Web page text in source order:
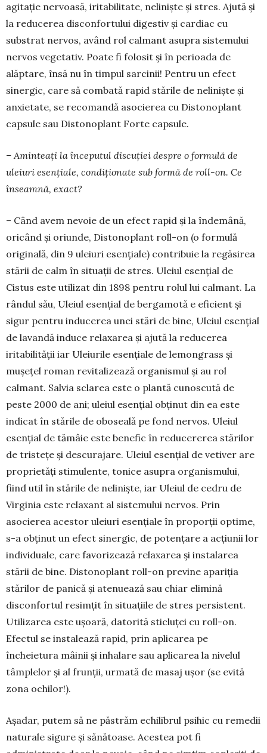
agitație nervoasă, iritabilitate, neliniște și stres. Ajută și
la reducerea discon­for­tului digestiv și cardiac cu
substrat ner­vos, având rol calmant asupra sistemului
nervos vegetativ. Poate fi folosit și în perioada de
alăptare, însă nu în timpul sarcinii! Pentru un efect
sinergic, care să combată rapid stările de neliniște și
anxietate, se recomandă asocierea cu Distonoplant
capsule sau Distonoplant Forte capsule.
– Aminteați la începutul discuției despre o formulă de
uleiuri esențiale, condiționate sub formă de roll-on. Ce
înseamnă, exact?
– Când avem nevoie de un efect rapid și la îndemână,
oricând și oriunde, Distonoplant roll-on (o formulă
originală, din 9 uleiuri esențiale) contri­buie la regăsirea
stării de calm în situații de stres. Uleiul esențial de
Cistus este utilizat din 1898 pentru rolul lui calmant. La
rândul său, Uleiul esen­țial de bergamotă e eficient şi
sigur pentru inducerea unei stări de bine, Uleiul esenţial
de lavandă induce relaxarea și ajută la reducerea
iritabilităţii iar Uleiurile esenţiale de lemongrass și
mușețel roman revitalizează organismul şi au rol
calmant. Salvia sclarea este o plantă cunoscută de
peste 2000 de ani; uleiul esențial obținut din ea este
indicat în stările de oboseală pe fond nervos. Uleiul
esenţial de tămâie este benefic în reducererea stărilor
de tristeţe şi descurajare. Uleiul esenţial de vetiver are
proprietăţi stimulente, tonice asupra organismului,
fiind util în stările de neliniște, iar Uleiul de cedru de
Virginia este relaxant al siste­mului nervos. Prin
asocierea acestor uleiuri esen­țiale în proporții optime,
s-a obținut un efect siner­gic, de potențare a acțiunii lor
individuale, care favorizează relaxarea și instalarea
stării de bine. Distonoplant roll-on previne apariția
stărilor de panică și atenuează sau chiar elimină
disconfortul resimțit în situațiile de stres persistent.
Utilizarea este ușoară, datorită sticluței cu roll-on.
Efectul se instalează rapid, prin aplicarea pe
încheietura mâinii și inhalare sau aplicarea la nivelul
tâmplelor și al frunții, urmată de masaj ușor (se evită
zona ochilor!).
Așadar, putem să ne păstrăm echilibrul psihic cu remedii
naturale sigure și sănătoase. Acestea pot fi